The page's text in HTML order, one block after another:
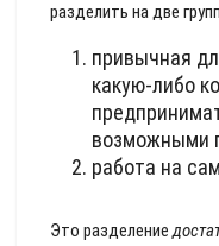
разделить на две
привычная
какую-либо
возможными
работа на
Это разделение